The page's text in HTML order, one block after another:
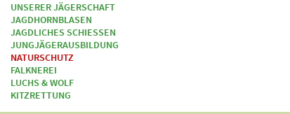
UNSERER JÄGERSCHAFT
JAGDHORNBLASEN
JAGDLICHES SCHIESSEN
JUNGJÄGERAUSBILDUNG
NATURSCHUTZ
FALKNEREI
LUCHS & WOLF
KITZRETTUNG